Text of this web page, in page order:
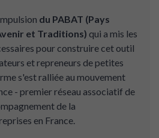
du PABAT (Pays
et Traditions) qui a mis les
pour construire cet outil
et repreneurs de petites
s'est ralliée au mouvement
- premier réseau associatif de
de la
en France.